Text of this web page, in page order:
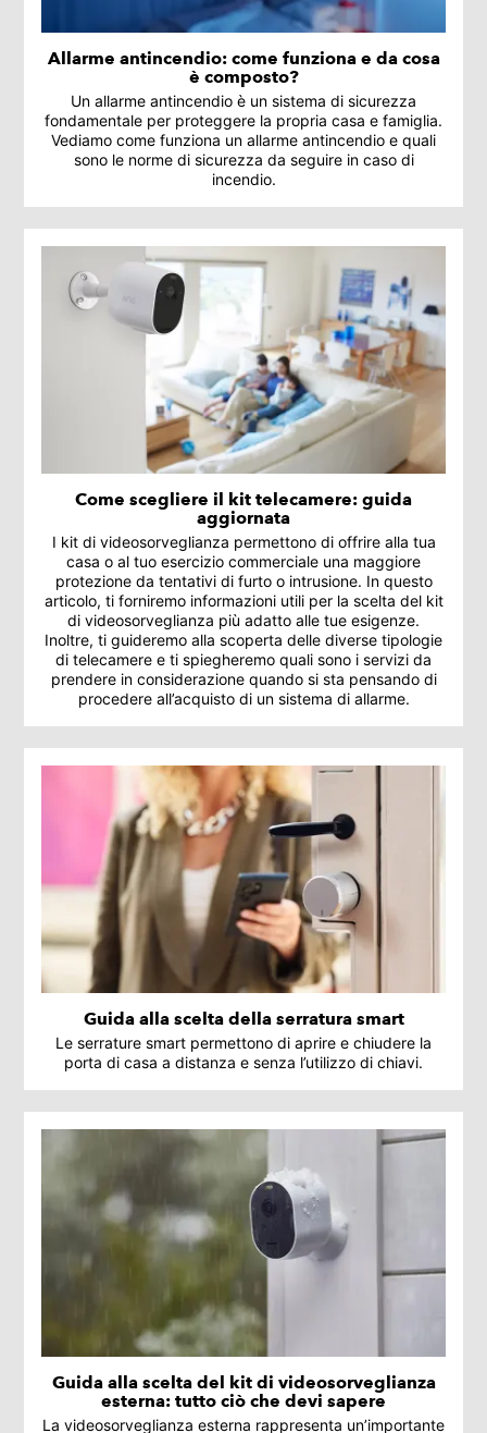
Allarme antincendio: come funziona e da cosa
è composto?
Un allarme antincendio è un sistema di sicurezza
fondamentale per proteggere la propria casa e famiglia.
Vediamo come funziona un allarme antincendio e quali
sono le norme di sicurezza da seguire in caso di
incendio.
Come scegliere il kit telecamere: guida
aggiornata
I kit di videosorveglianza permettono di offrire alla tua
casa o al tuo esercizio commerciale una maggiore
protezione da tentativi di furto o intrusione. In questo
articolo, ti forniremo informazioni utili per la scelta del kit
di videosorveglianza più adatto alle tue esigenze.
Inoltre, ti guideremo alla scoperta delle diverse tipologie
di telecamere e ti spiegheremo quali sono i servizi da
prendere in considerazione quando si sta pensando di
procedere all’acquisto di un sistema di allarme.
Guida alla scelta della serratura smart
Le serrature smart permettono di aprire e chiudere la
porta di casa a distanza e senza l’utilizzo di chiavi.
Guida alla scelta del kit di videosorveglianza
esterna: tutto ciò che devi sapere
La videosorveglianza esterna rappresenta un’importante